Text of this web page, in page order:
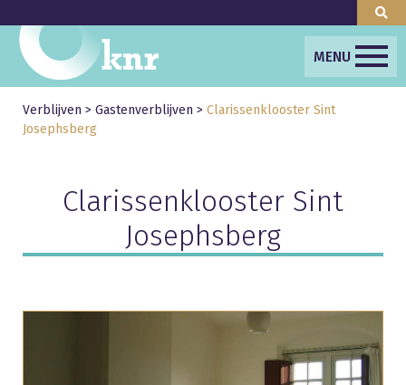
MENU
Verblijven > Gastenverblijven > Clarissenklooster Sint
Josephsberg
Clarissenklooster Sint
Josephsberg